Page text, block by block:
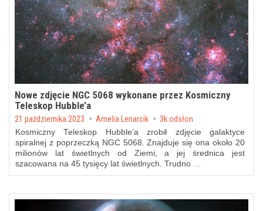
Nowe zdjęcie NGC 5068 wykonane przez Kosmiczny
Teleskop Hubble’a
Posted on
21 października 2023 by Amelia Lenarcik 3k odsłon
Kosmiczny Teleskop Hubble’a zrobił zdjęcie galaktyce
spiralnej z poprzeczką NGC 5068. Znajduje się ona około 20
milionów lat świetlnych od Ziemi, a jej średnica jest
szacowana na 45 tysięcy lat świetlnych. Trudno …